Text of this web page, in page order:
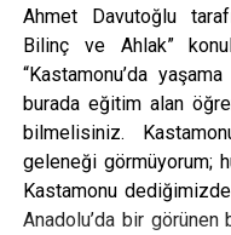
Ahmet Davutoğlu
Bilinç ve Ahlak”
“Kastamonu’da
burada eğitim alan
bilmelisiniz.
geleneği görmüyorum;
Kastamonu
Anadolu’da bir